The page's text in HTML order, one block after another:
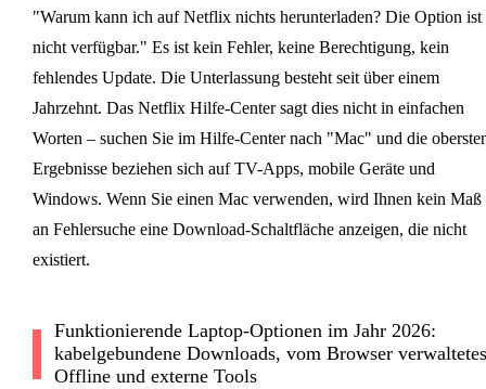
"Warum kann ich auf Netflix nichts herunterladen? Die Option ist
nicht verfügbar." Es ist kein Fehler, keine Berechtigung, kein
fehlendes Update. Die Unterlassung besteht seit über einem
Jahrzehnt. Das Netflix Hilfe-Center sagt dies nicht in einfachen
Worten – suchen Sie im Hilfe-Center nach "Mac" und die
Ergebnisse beziehen sich auf TV-Apps, mobile Geräte und
Windows. Wenn Sie einen Mac verwenden, wird Ihnen kein Maß
an Fehlersuche eine Download-Schaltfläche anzeigen, die nicht
existiert.
Funktionierende Laptop-Optionen im Jahr 2026:
kabelgebundene Downloads, vom Browser verwaltetes
Offline und externe Tools